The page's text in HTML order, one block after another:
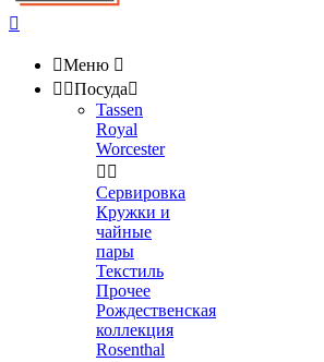

Меню 
 Посуда
Tassen
Royal
Worcester
 
Сервировка
Кружки и
чайные
пары
Текстиль
Прочее
Рождественская
коллекция
Rosenthal